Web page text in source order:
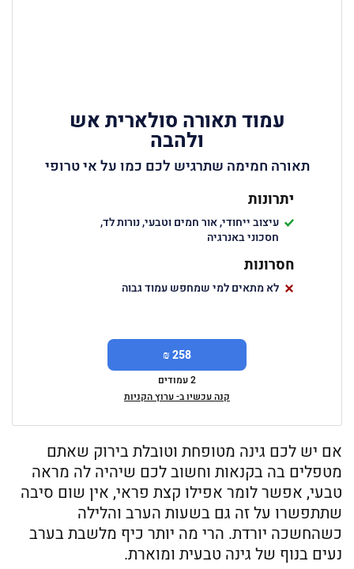
עמוד תאורה סולארית אש
ולהבה
תאורה חמימה שתרגיש לכם כמו על אי טרופי
יתרונות
עיצוב ייחודי, אור חמים וטבעי, נורות לד,
חסכוני באנרגיה
חסרונות
לא מתאים למי שמחפש עמוד גבוה
258 ₪
2 עמודים
קנה עכשיו ב- ערוץ הקניות
אם יש לכם גינה מטופחת וטובלת בירוק שאתם
מטפלים בה בקנאות וחשוב לכם שיהיה לה מראה
טבעי, אפשר לומר אפילו קצת פראי, אין שום סיבה
שתתפשרו על זה גם בשעות הערב והלילה
כשהחשכה יורדת. הרי מה יותר כיף מלשבת בערב
נעים בנוף של גינה טבעית ומוארת.